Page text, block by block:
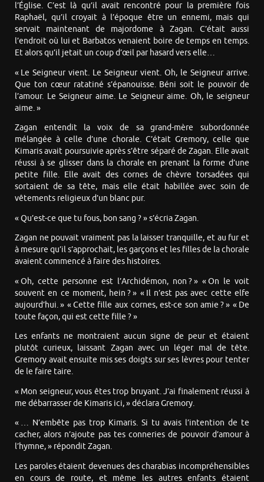
l’Église. C’est là qu’il avait rencontré pour la première fois
Raphaël, qu’il croyait à l’époque être un ennemi, mais qui
servait maintenant de majordome à Zagan. C’était aussi
l’endroit où lui et Barbatos venaient boire de temps en temps.
Et alors qu’il jetait un coup d’œil par hasard vers elle…
« Le Seigneur vient. Le Seigneur vient. Oh, le Seigneur arrive.
Que ton cœur ratatiné s’épanouisse. Béni soit le pouvoir de
l’amour. Le Seigneur aime. Le Seigneur aime. Oh, le seigneur
aime. »
Zagan entendit la voix de sa grand-mère subordonnée
mélangée à celle d’une chorale. C’était Gremory, celle que
Kimaris avait poursuivie après s’être séparé de Zagan. Elle avait
réussi à se glisser dans la chorale en prenant la forme d’une
petite fille. Elle avait des cornes de chèvre torsadées qui
sortaient de sa tête, mais elle était habillée avec soin de
vêtements religieux d’un blanc pur.
« Qu’est-ce que tu fous, bon sang ? » s’écria Zagan.
Zagan ne pouvait vraiment pas la laisser tranquille, et au fur et
à mesure qu’il s’approchait, les garçons et les filles de la chorale
avaient commencé à faire des histoires.
« Oh, cette personne est l’Archidémon, non ? » « On le voit
souvent en ce moment, hein ? » « Il n’est pas avec cette elfe
aujourd’hui. » « Cette fille aux cornes, est-ce son amie ? » « De
toute façon, qui est cette fille ? »
Les enfants ne montraient aucun signe de peur et étaient
plutôt curieux, laissant Zagan avec un léger mal de tête.
Gremory avait ensuite mis ses doigts sur ses lèvres pour tenter
de le faire taire.
« Mon seigneur, vous êtes trop bruyant. J’ai finalement réussi à
me débarrasser de Kimaris ici, » déclara Gremory.
« … N’embête pas trop Kimaris. Si tu avais l’intention de te
cacher, alors n’ajoute pas tes conneries de pouvoir d’amour à
l’hymne, » répondit Zagan.
Les paroles étaient devenues des charabias incompréhensibles
en cours de route, et même les autres enfants étaient